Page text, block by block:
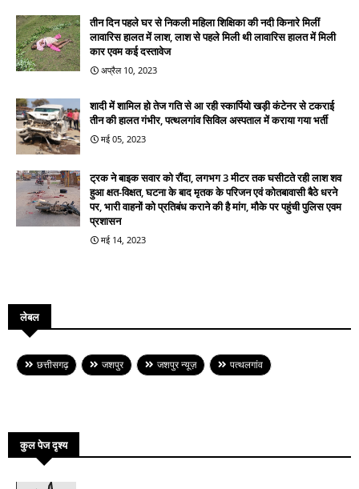
तीन दिन पहले घर से निकली महिला शिक्षिका की नदी किनारे मिलीं
लावारिस हालत में लाश, लाश से पहले मिली थी लावारिस हालत में मिली
कार एवम कई दस्तावेज
अप्रैल 10, 2023
शादी में शामिल हो तेज गति से आ रही स्कार्पियो खड़ी कंटेनर से टकराई
तीन की हालत गंभीर, पत्थलगांव सिविल अस्पताल में कराया गया भर्ती
मई 05, 2023
ट्रक ने बाइक सवार को रौंदा, लगभग 3 मीटर तक घसीटते रही लाश शव
हुआ क्षत-विक्षत, घटना के बाद मृतक के परिजन एवं कोतबावासी बैठे धरने
पर, भारी वाहनों को प्रतिबंध कराने की है मांग, मौके पर पहुंची पुलिस एवम
प्रशासन
मई 14, 2023
लेबल
छत्तीसगढ़ जशपुर जशपुर न्यूज़ पत्थलगांव
कुल पेज दृश्य